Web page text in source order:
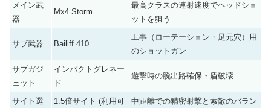
メイン武
器
Mx4 Storm
最高クラスの連射速度でヘッドショ
ットを狙う
サブ武器 Bailiff 410
工事（ローテーション・足元穴）用
のショットガン
サブガジ
ェット
インパクトグレネー
ド
遊撃時の脱出路確保・盾破壊
サイト選
1.5倍サイト (利用可
中距離での精密射撃と索敵のバラン